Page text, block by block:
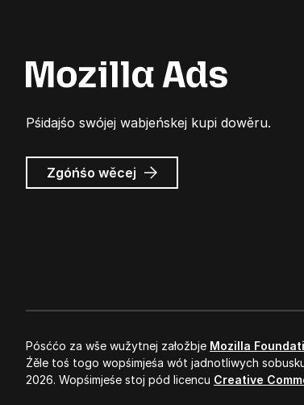
Pśidajśo swójej wabjeńskej kupi dowěru.
Zgóńśo wěcej wó
Wabjenje
Pósććo za wše wužytnej załožbje Mozilla
Źěle toś togo wopśimjeśa wót jadnotliwych
2026. Wopśimjeśe stoj pód licencu Creative